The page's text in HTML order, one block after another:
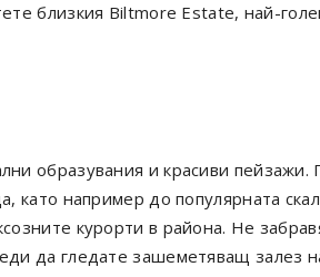
близкия Biltmore Estate, най-
образувания и красиви пейзажи.
като например до популярната
курорти в района. Не
да гледате зашеметяващ залез